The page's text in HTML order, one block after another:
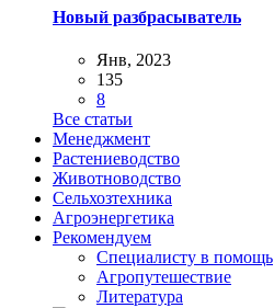
Новый разбрасыватель
Янв, 2023
135
8
Все статьи
Менеджмент
Растениеводство
Животноводство
Сельхозтехника
Агроэнергетика
Рекомендуем
Специалисту в помощь
Агропутешествие
Литература